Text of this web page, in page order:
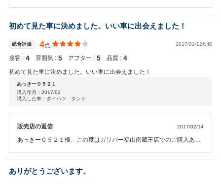
す！！ お客様に喜んで頂けることが、何よりも私共の励みになりま
す。 お車の細部に渡るご説明も、今後より一層社員全員で徹底させた
いと思っております。 またぜひお気軽にお立ち寄りください。 今後と
もどうぞ宜しくお願い致します。
初めて見た車に決めました。いい車に出会えました！
総合評価 4点 2017/02/12投稿
接客 : 4 雰囲気 : 5 アフター : 5 品質 : 4
初めて見た車に決めました。いい車に出会えました！
あっきー０５２１
購入年月： 2017/02
購入した車：ダイハツ タント
販売店の返信 2017/02/14
あっきー０５２１様、この度はガリバー福山南蔵王店でのご購入あり
ね！！ 私たちも楽しいカーライフを全力でサポート致します！ これか
らも宜しくお願い致します！！
ありがとうございます。